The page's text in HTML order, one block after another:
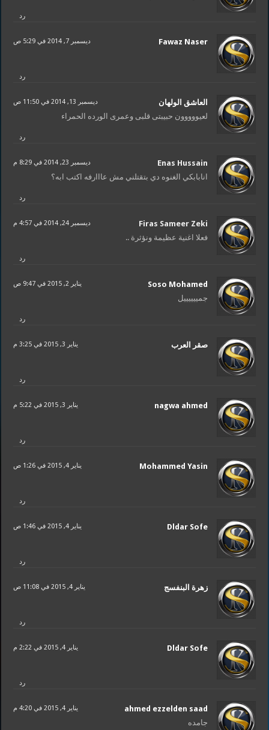
رد
Fawaz Naser ديسمبر 7, 2014 في 5:29 ص
رد
العاشق الولهان ديسمبر 13, 2014 في 11:50 ص
لعيووووون حبيبتى قلبى وعمرى الورده الحمراء
رد
Enas Hussain ديسمبر 23, 2014 في 8:29 م
انابابكي الغنوه دي بتقتلني مش عااارفه اكتب ابه؟
رد
Firas Sameer Zeki ديسمبر 24, 2014 في 4:57 م
فعلا اغنية عظيمة ونؤثرة ..
رد
Soso Mohamed يناير 2, 2015 في 9:47 ص
جمييييييل
رد
صقر العرب يناير 3, 2015 في 3:25 م
رد
nagwa ahmed يناير 3, 2015 في 5:22 م
رد
Mohammed Yasin يناير 4, 2015 في 1:26 ص
رد
Dldar Sofe يناير 4, 2015 في 1:46 ص
رد
زهرة البنفسج يناير 4, 2015 في 11:08 ص
رد
Dldar Sofe يناير 4, 2015 في 2:22 م
رد
ahmed ezzelden saad يناير 4, 2015 في 4:20 م
جامده